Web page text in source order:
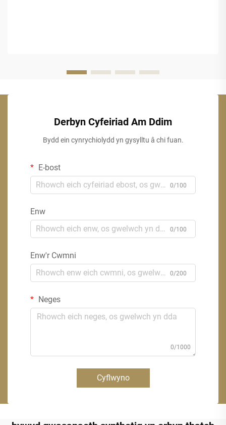
Derbyn Cyfeiriad Am Ddim
Bydd ein cynrychiolydd yn gysylltu â chi fuan.
E-bost
0/100
Enw
0/100
Enw'r Cwmni
0/200
Neges
0/1000
Cyflwyno